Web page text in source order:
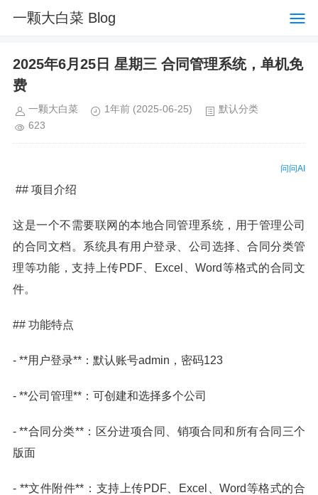
一颗大白菜 Blog
2025年6月25日 星期三 合同管理系统，单机免
费
一颗大白菜 1年前 (2025-06-25)
默认分类
623
问问AI
## 项目介绍
这是一个不需要联网的本地合同管理系统，用于管理公司
的合同文档。系统具有用户登录、公司选择、合同分类管
理等功能，支持上传PDF、Excel、Word等格式的合同文
件。
## 功能特点
- **用户登录**：默认账号admin，密码123
- **公司管理**：可创建和选择多个公司
- **合同分类**：区分进项合同、销项合同和所有合同三个
版面
- **文件附件**：支持上传PDF、Excel、Word等格式的合